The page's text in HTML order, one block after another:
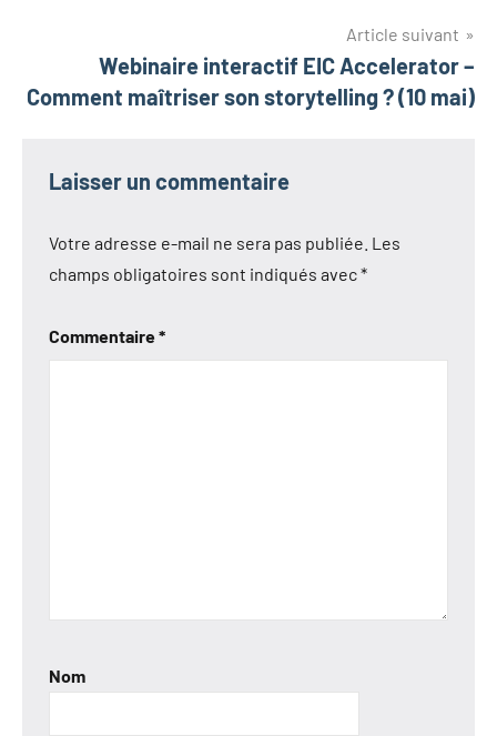
Article suivant
Webinaire interactif EIC Accelerator –
Comment maîtriser son storytelling ? (10 mai)
Laisser un commentaire
Votre adresse e-mail ne sera pas publiée. Les
champs obligatoires sont indiqués avec*
Commentaire*
Nom